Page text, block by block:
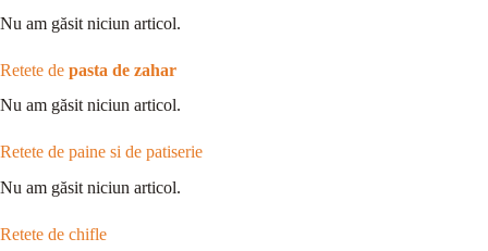
Nu am găsit niciun articol.
Retete de pasta de zahar
Nu am găsit niciun articol.
Retete de paine si de patiserie
Nu am găsit niciun articol.
Retete de chifle